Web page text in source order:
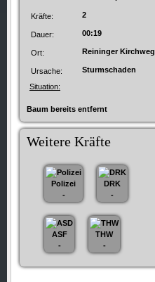
Kräfte: 2
Dauer: 00:19
Ort: Reininger Kirchweg
Ursache:
Sturmschaden
Situation:
Baum bereits entfernt
Weitere Kräfte
Polizei
-
DRK
-
ASF
-
THW
-